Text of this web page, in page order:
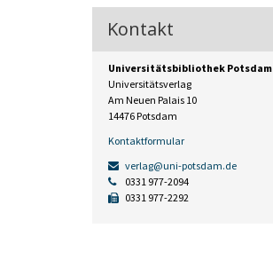
Kontakt
Universitätsbibliothek Potsdam
Universitätsverlag
Am Neuen Palais 10
14476 Potsdam
Kontaktformular
verlag@uni-potsdam.de
0331 977-2094
0331 977-2292